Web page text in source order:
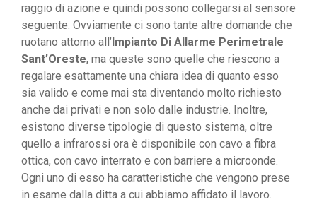
raggio di azione e quindi possono collegarsi al sensore
seguente. Ovviamente ci sono tante altre domande che
ruotano attorno all’Impianto Di Allarme Perimetrale
Sant’Oreste, ma queste sono quelle che riescono a
regalare esattamente una chiara idea di quanto esso
sia valido e come mai sta diventando molto richiesto
anche dai privati e non solo dalle industrie. Inoltre,
esistono diverse tipologie di questo sistema, oltre
quello a infrarossi ora è disponibile con cavo a fibra
ottica, con cavo interrato e con barriere a microonde.
Ogni uno di esso ha caratteristiche che vengono prese
in esame dalla ditta a cui abbiamo affidato il lavoro.